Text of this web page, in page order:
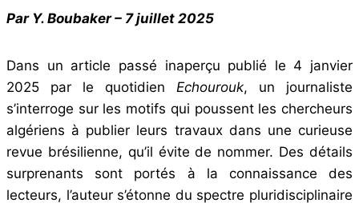
Par Y. Boubaker – 7 juillet 2025
Dans un article passé inaperçu publié le 4 janvier
2025 par le quotidien Echourouk, un journaliste
s’interroge sur les motifs qui poussent les chercheurs
algériens à publier leurs travaux dans une curieuse
revue brésilienne, qu’il évite de nommer. Des détails
surprenants sont portés à la connaissance des
lecteurs, l’auteur s’étonne du spectre pluridisciplinaire